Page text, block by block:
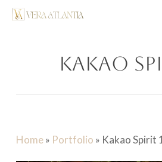
Überspringen
Kakao
Home» Portfolio » Kakao Spirit